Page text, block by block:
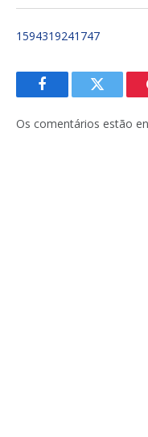
1594319241747
FacebookTwitter
Os comentários estão